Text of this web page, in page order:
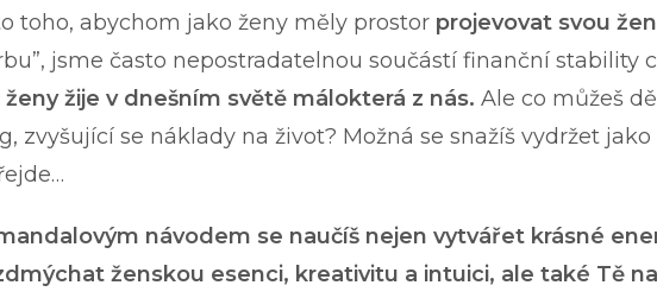
toho, abychom jako ženy měly prostor projevovat svou
jsme často nepostradatelnou součástí finanční stability
žije v dnešním světě málokterá z nás. Ale co můžeš
zvyšující se náklady na život? Možná se snažíš vydržet jako
návodem se naučíš nejen vytvářet krásné
ženskou esenci, kreativitu a intuici, ale také Tě